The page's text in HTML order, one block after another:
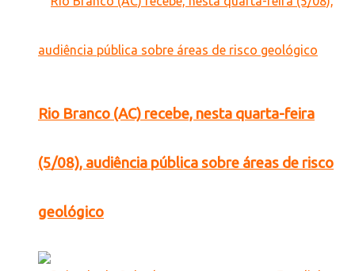
Rio Branco (AC) recebe, nesta quarta-feira
(5/08), audiência pública sobre áreas de risco
geológico